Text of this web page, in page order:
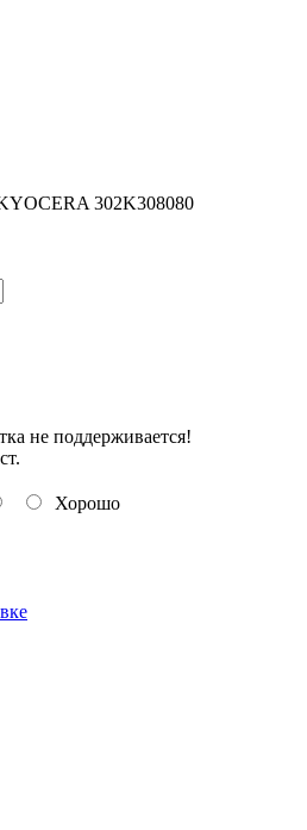
302K308080
не поддерживается!
Хорошо